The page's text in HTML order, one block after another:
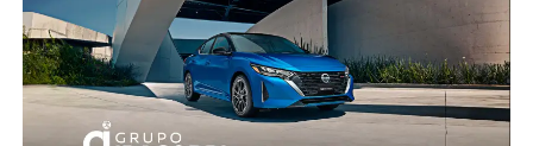
permitió a Quiñones devolverle el balón a Raúl Jiménez,
quien sacó un potente disparo al ángulo para firmar el 2-
0.
Antes del descanso, el arquero Luis Ángel “Tala” Rangel